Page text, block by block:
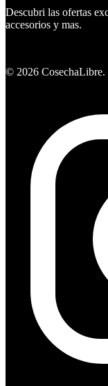
Descubri las ofertas
accesorios y mas.
© 2026 CosechaLibre.